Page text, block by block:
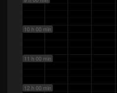
10 h 00 min
11 h 00 min
12 h 00 min